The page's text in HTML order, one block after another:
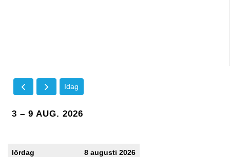
Idag
3 – 9 AUG. 2026
lördag 8 augusti 2026